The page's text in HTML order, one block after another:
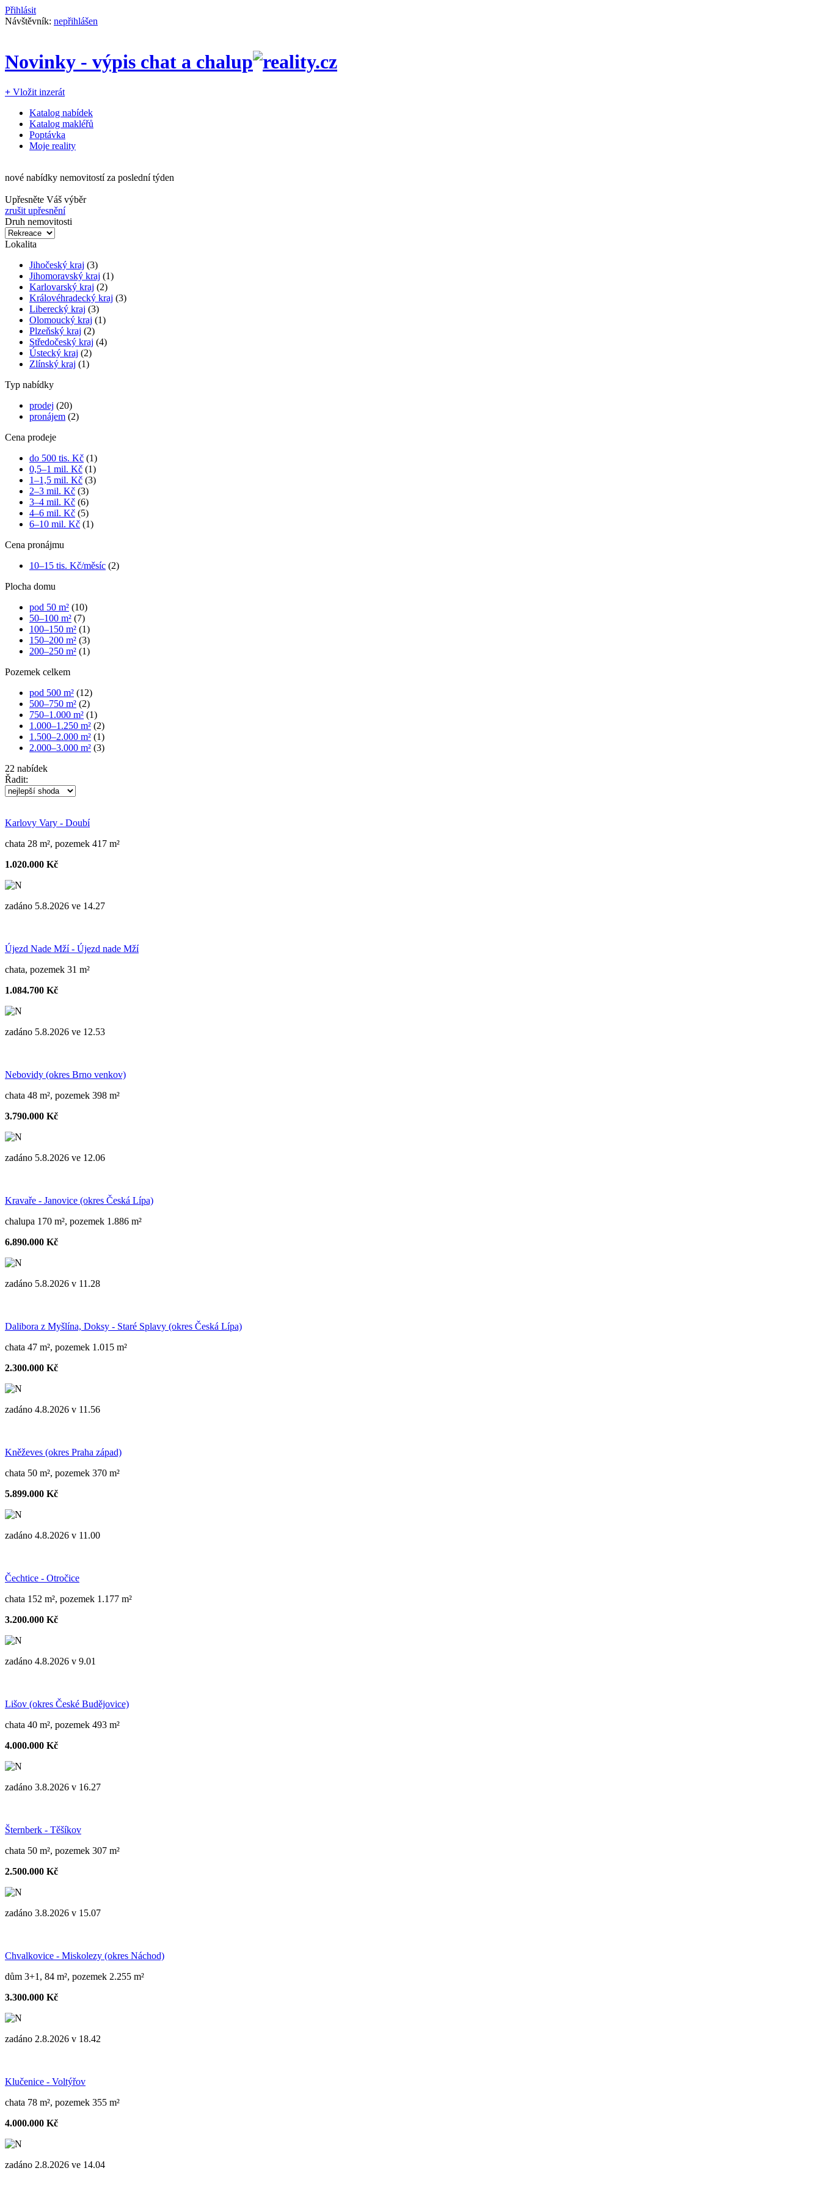
Přihlásit
Návštěvník: nepřihlášen
Novinky - výpis chat a chalup
+ Vložit inzerát
Katalog nabídek
Katalog makléřů
Poptávka
Moje reality
nové nabídky nemovitostí za poslední týden
Upřesněte Váš výběr
zrušit upřesnění
Druh nemovitosti
Lokalita
Jihočeský kraj (3)
Jihomoravský kraj (1)
Karlovarský kraj (2)
Královéhradecký kraj (3)
Liberecký kraj (3)
Olomoucký kraj (1)
Plzeňský kraj (2)
Středočeský kraj (4)
Ústecký kraj (2)
Zlínský kraj (1)
Typ nabídky
prodej (20)
pronájem (2)
Cena prodeje
do 500 tis. Kč (1)
0,5–1 mil. Kč (1)
1–1,5 mil. Kč (3)
2–3 mil. Kč (3)
3–4 mil. Kč (6)
4–6 mil. Kč (5)
6–10 mil. Kč (1)
Cena pronájmu
10–15 tis. Kč/měsíc (2)
Plocha domu
pod 50 m² (10)
50–100 m² (7)
100–150 m² (1)
150–200 m² (3)
200–250 m² (1)
Pozemek celkem
pod 500 m² (12)
500–750 m² (2)
750–1.000 m² (1)
1.000–1.250 m² (2)
1.500–2.000 m² (1)
2.000–3.000 m² (3)
22 nabídek
Řadit:
Karlovy Vary - Doubí
chata 28 m², pozemek 417 m²
1.020.000 Kč
zadáno 5.8.2026 ve 14.27
Újezd Nade Mží - Újezd nade Mží
chata, pozemek 31 m²
1.084.700 Kč
zadáno 5.8.2026 ve 12.53
Nebovidy (okres Brno venkov)
chata 48 m², pozemek 398 m²
3.790.000 Kč
zadáno 5.8.2026 ve 12.06
Kravaře - Janovice (okres Česká Lípa)
chalupa 170 m², pozemek 1.886 m²
6.890.000 Kč
zadáno 5.8.2026 v 11.28
Dalibora z Myšlína, Doksy - Staré Splavy (okres Česká Lípa)
chata 47 m², pozemek 1.015 m²
2.300.000 Kč
zadáno 4.8.2026 v 11.56
Kněževes (okres Praha západ)
chata 50 m², pozemek 370 m²
5.899.000 Kč
zadáno 4.8.2026 v 11.00
Čechtice - Otročice
chata 152 m², pozemek 1.177 m²
3.200.000 Kč
zadáno 4.8.2026 v 9.01
Lišov (okres České Budějovice)
chata 40 m², pozemek 493 m²
4.000.000 Kč
zadáno 3.8.2026 v 16.27
Šternberk - Těšíkov
chata 50 m², pozemek 307 m²
2.500.000 Kč
zadáno 3.8.2026 v 15.07
Chvalkovice - Miskolezy (okres Náchod)
dům 3+1, 84 m², pozemek 2.255 m²
3.300.000 Kč
zadáno 2.8.2026 v 18.42
Klučenice - Voltýřov
chata 78 m², pozemek 355 m²
4.000.000 Kč
zadáno 2.8.2026 ve 14.04